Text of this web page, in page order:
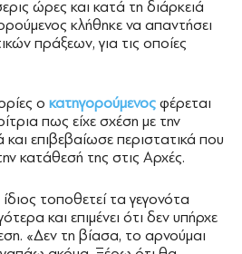
ώρες και κατά τη διάρκειά
κλήθηκε να απαντήσει
πράξεων, για τις οποίες
ο κατηγορούμενος φέρεται
πως είχε σχέση με την
επιβεβαίωσε περιστατικά που
κατάθεσή της στις Αρχές.
τοποθετεί τα γεγονότα
και επιμένει ότι δεν υπήρχε
«Δεν τη βίασα, το αρνούμαι